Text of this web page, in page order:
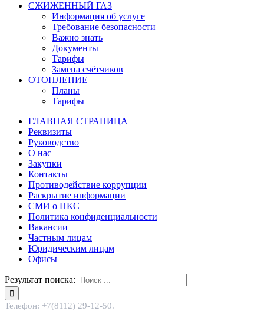
СЖИЖЕННЫЙ ГАЗ
Информация об услуге
Требование безопасности
Важно знать
Документы
Тарифы
Замена счётчиков
ОТОПЛЕНИЕ
Планы
Тарифы
ГЛАВНАЯ СТРАНИЦА
Реквизиты
Руководство
О нас
Закупки
Контакты
Противодействие коррупции
Раскрытие информации
СМИ о ПКС
Политика конфиденциальности
Вакансии
Частным лицам
Юридическим лицам
Офисы
Результат поиска:
Телефон: +7(8112) 29-12-50.